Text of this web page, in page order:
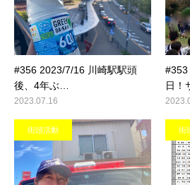
#356 2023/7/16 川崎駅駅頭
後、4年ぶ…
2023.07.16
#353
日！
街頭活動 街